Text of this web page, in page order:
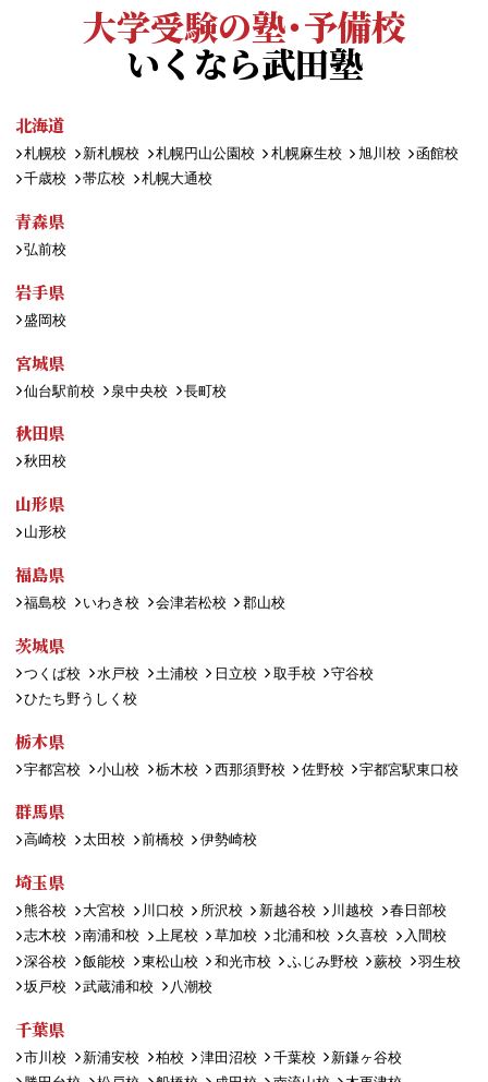
大学受験の塾・予備校
いくなら武田塾
北海道
札幌校 新札幌校 札幌円山公園校 札幌麻生校 旭川校
函館校
千歳校
帯広校 札幌大通校
青森県
弘前校
岩手県
盛岡校
宮城県
仙台駅前校 泉中央校 長町校
秋田県
秋田校
山形県
山形校
福島県
福島校 いわき校 会津若松校 郡山校
茨城県
つくば校 水戸校 土浦校 日立校 取手校
守谷校
ひたち野うしく校
栃木県
宇都宮校 小山校 栃木校 西那須野校 佐野校 宇都宮駅東口校
群馬県
高崎校 太田校 前橋校 伊勢崎校
埼玉県
熊谷校 大宮校 川口校 所沢校 新越谷校 川越校
春日部校
志木校
南浦和校 上尾校 草加校 北浦和校 久喜校
入間校
深谷校
飯能校 東松山校 和光市校 ふじみ野校 蕨校
羽生校
坂戸校
武蔵浦和校 八潮校
千葉県
市川校 新浦安校 柏校 津田沼校 千葉校
新鎌ヶ谷校